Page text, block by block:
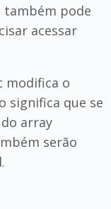
também pode
acessar
modifica o
significa que se
array
serão